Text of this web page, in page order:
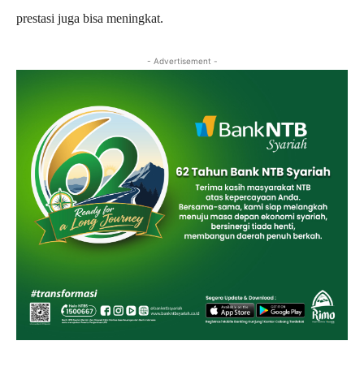
prestasi juga bisa meningkat.
- Advertisement -